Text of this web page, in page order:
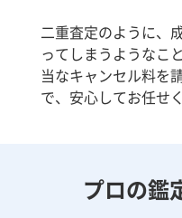
二重査定のように、
ってしまうようなこ
当なキャンセル料を
で、安心してお任せ
プロの鑑